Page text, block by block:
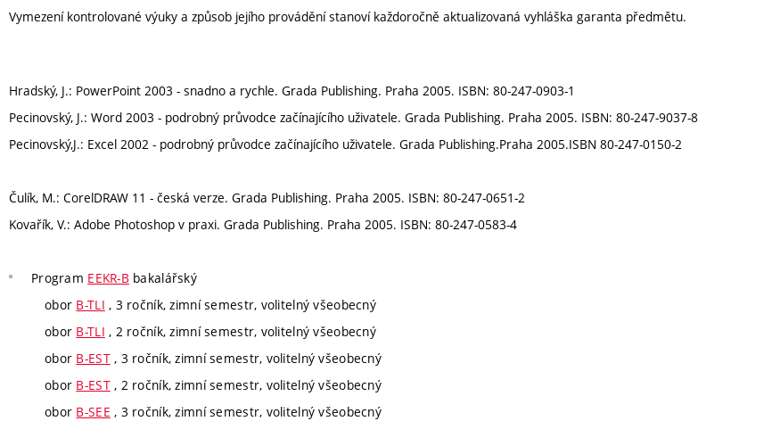
Vymezení kontrolované výuky a způsob jejího provádění stanoví každoročně aktualizovaná vyhláška garanta předmětu.
Hradský, J.: PowerPoint 2003 - snadno a rychle. Grada Publishing. Praha 2005. ISBN: 80-247-0903-1
Pecinovský, J.: Word 2003 - podrobný průvodce začínajícího uživatele. Grada Publishing. Praha 2005. ISBN: 80-247-9037-8
Pecinovský,J.: Excel 2002 - podrobný průvodce začínajícího uživatele. Grada Publishing.Praha 2005.ISBN 80-247-0150-2
Čulík, M.: CorelDRAW 11 - česká verze. Grada Publishing. Praha 2005. ISBN: 80-247-0651-2
Kovařík, V.: Adobe Photoshop v praxi. Grada Publishing. Praha 2005. ISBN: 80-247-0583-4
Program EEKR-B bakalářský
obor B-TLI , 3 ročník, zimní semestr, volitelný všeobecný
obor B-TLI , 2 ročník, zimní semestr, volitelný všeobecný
obor B-EST, 3 ročník, zimní semestr, volitelný všeobecný
obor B-EST, 2 ročník, zimní semestr, volitelný všeobecný
obor B-SEE , 3 ročník, zimní semestr, volitelný všeobecný